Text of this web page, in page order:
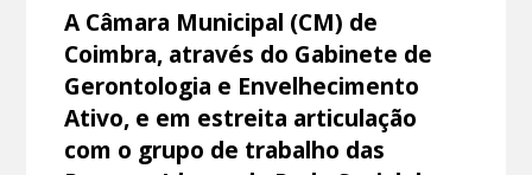
A Câmara Municipal (CM) de
Coimbra, através do Gabinete de
Gerontologia e Envelhecimento
Ativo, e em estreita articulação
com o grupo de trabalho das